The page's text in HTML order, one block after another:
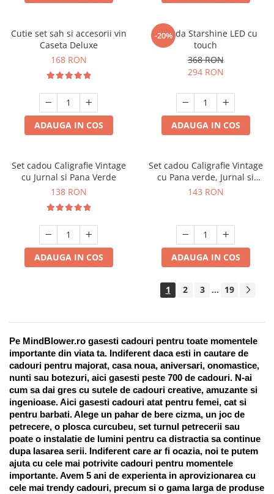
Cutie set sah si accesorii vin
Caseta Deluxe
168 RON
ADAUGA IN COS
-20%
Oglinda Starshine LED cu
touch
368 RON
294 RON
ADAUGA IN COS
Set cadou Caligrafie Vintage
cu Jurnal si Pana Verde
138 RON
ADAUGA IN COS
Set cadou Caligrafie Vintage
cu Pana verde, Jurnal si
Suport pentru stilou, 9 piese
143 RON
ADAUGA IN COS
1 2 3 ... 19
Pe MindBlower.ro gasesti cadouri pentru toate momentele
importante din viata ta. Indiferent daca esti in cautare de
cadouri pentru majorat, casa noua, aniversari, onomastice,
nunti sau botezuri, aici gasesti peste 700 de cadouri. N-ai
cum sa dai gres cu sutele de cadouri creative, amuzante si
ingenioase. Aici gasesti cadouri atat pentru femei, cat si
pentru barbati. Alege un pahar de bere cizma, un joc de
petrecere, o plosca curcubeu, set turnul petrecerii sau
poate o instalatie de lumini pentru ca distractia sa continue
dupa lasarea serii. Indiferent care ar fi ocazia, noi te putem
ajuta cu cele mai potrivite cadouri pentru momentele
importante. Avem 5 ani de experienta in aprovizionarea cu
cele mai trendy cadouri, precum si o gama larga de produse